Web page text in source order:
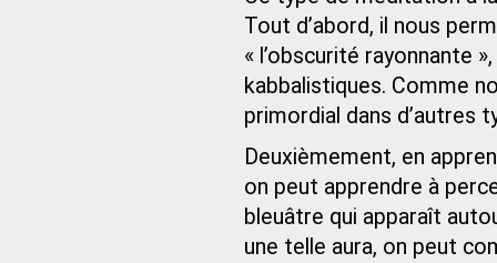
Tout d’abord, il nous
« l’obscurité rayonnante
kabbalistiques. Comme
primordial dans d’autres
Deuxièmement, en
on peut apprendre à
bleuâtre qui apparaît
une telle aura, on peut